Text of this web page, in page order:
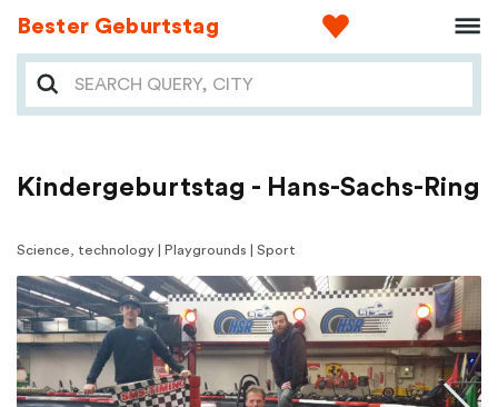
Bester Geburtstag
Kindergeburtstag - Hans-Sachs-Ring
Science, technology | Playgrounds | Sport